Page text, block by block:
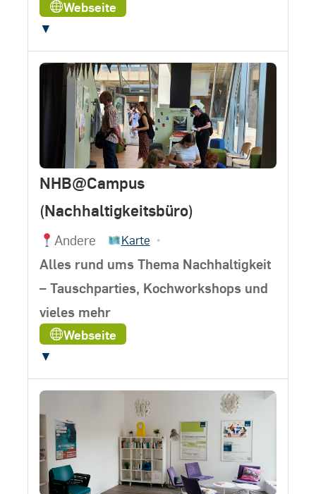
Webseite
▼
NHB@Campus
(Nachhaltigkeitsbüro)
Andere Karte •
Alles rund ums Thema Nachhaltigkeit
– Tauschparties, Kochworkshops und
vieles mehr
Webseite
▼